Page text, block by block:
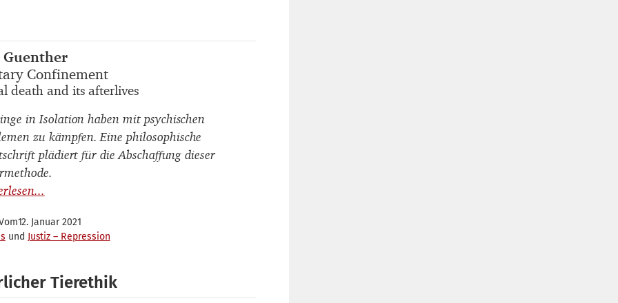
Guenther
Confinement
death and its afterlives
in Isolation haben mit psychischen
zu kämpfen. Eine philosophische
plädiert für die Abschaffung dieser
12. Januar 2021
Justiz – Repression
Tierethik